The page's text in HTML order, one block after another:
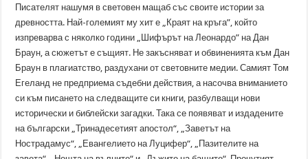
Писателят нашумя в световен мащаб със своите истории за
древността. Най-големият му хит е „Краят на кръга”, който
изпреварва с няколко години „Шифърът на Леонардо” на Дан
Браун, а сюжетът е същият. Не закъсняват и обвиненията към Дан
Браун в плагиатство, раздухани от световните медии. Самият Том
Егеланд не предприема съдебни действия, а насочва вниманието
си към писането на следващите си книги, разбулващи нови
исторически и библейски загадки. Така се появяват и издадените
на български „Тринадесетият апостол“, „Заветът на
Нострадамус“, „Евангелието на Луцифер“, „Пазителите на